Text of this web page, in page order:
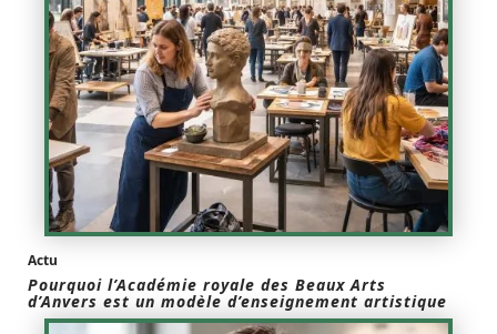
Actu
Pourquoi l’Académie royale des Beaux Arts
d’Anvers est un modèle d’enseignement artistique